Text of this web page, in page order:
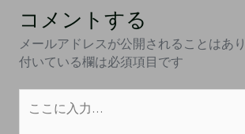
コメントする
メールアドレスが公開されることはあり
付いている欄は必須項目です